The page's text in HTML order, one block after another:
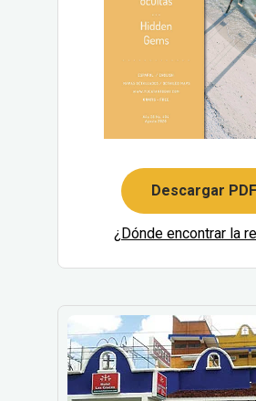
Descargar PDF
¿Dónde encontrar la